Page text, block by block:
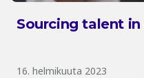
Sourcing talent
16. helmikuuta 2023